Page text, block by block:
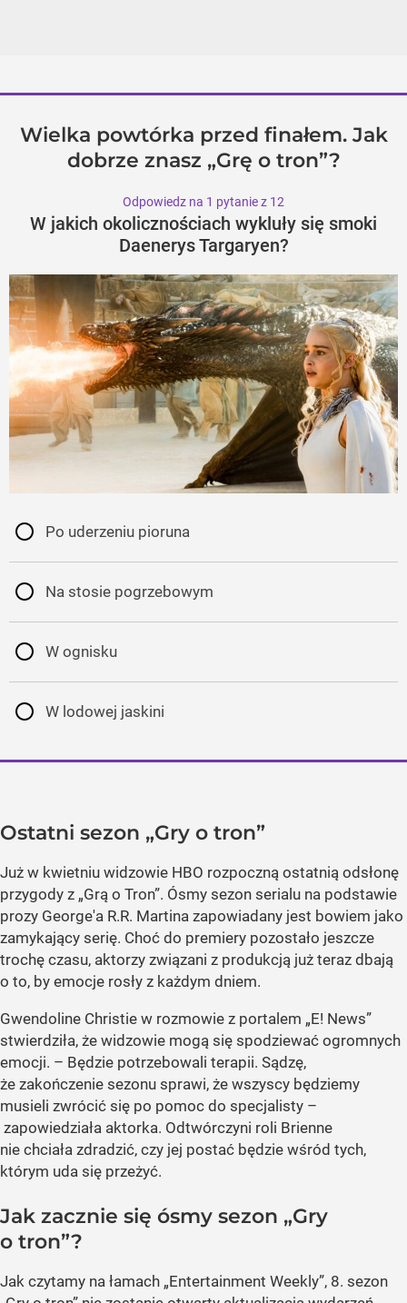
Wielka powtórka przed finałem. Jak
dobrze znasz „Grę o tron”?
Odpowiedz na 1 pytanie z 12
W jakich okolicznościach wykluły się smoki
Daenerys Targaryen?
Po uderzeniu pioruna
Na stosie pogrzebowym
W ognisku
W lodowej jaskini
Ostatni sezon „Gry o tron”
Już w kwietniu widzowie HBO rozpoczną ostatnią odsłonę
przygody z „Grą o Tron”. Ósmy sezon serialu na podstawie
prozy George'a R.R. Martina zapowiadany jest bowiem jako
zamykający serię. Choć do premiery pozostało jeszcze
trochę czasu, aktorzy związani z produkcją już teraz dbają
o to, by emocje rosły z każdym dniem.
Gwendoline Christie w rozmowie z portalem „E! News”
stwierdziła, że widzowie mogą się spodziewać ogromnych
emocji. – Będzie potrzebowali terapii. Sądzę,
że zakończenie sezonu sprawi, że wszyscy będziemy
musieli zwrócić się po pomoc do specjalisty –
zapowiedziała aktorka. Odtwórczyni roli Brienne
nie chciała zdradzić, czy jej postać będzie wśród tych,
którym uda się przeżyć.
Jak zacznie się ósmy sezon „Gry
o tron”?
Jak czytamy na łamach „Entertainment Weekly”, 8. sezon